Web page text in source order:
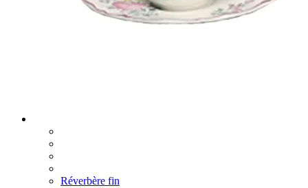
Réverbère fin